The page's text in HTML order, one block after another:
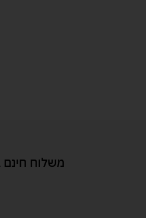
משלוח חינם